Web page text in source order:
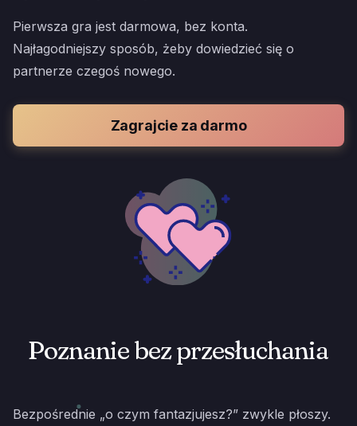
Pierwsza gra jest darmowa, bez konta.
Najłagodniejszy sposób, żeby dowiedzieć się o
partnerze czegoś nowego.
Zagrajcie za darmo
Poznanie bez przesłuchania
Bezpośrednie „o czym fantazjujesz?” zwykle płoszy.